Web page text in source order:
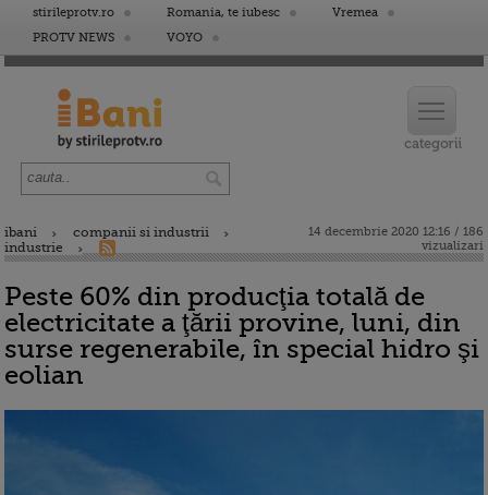
stirileprotv.ro Romania, te iubesc
Vremea
PROTV NEWS
VOYO
ibani
companii si industrii
industrie
14 decembrie 2020 12:16 / 186
vizualizari
Peste 60% din producţia totală de
electricitate a ţării provine, luni, din
surse regenerabile, în special hidro şi
eolian